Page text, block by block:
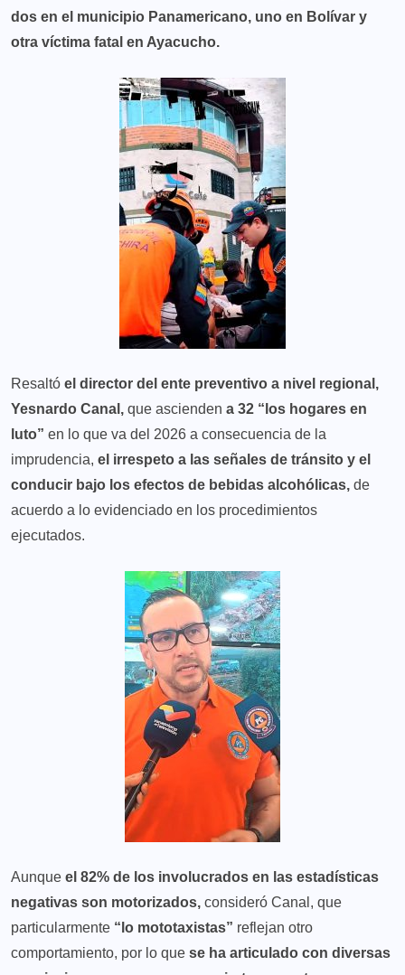
dos en el municipio Panamericano, uno en Bolívar y
otra víctima fatal en Ayacucho.
Resaltó el director del ente preventivo a nivel regional,
Yesnardo Canal, que ascienden a 32 “los hogares en
luto” en lo que va del 2026 a consecuencia de la
imprudencia, el irrespeto a las señales de tránsito y el
conducir bajo los efectos de bebidas alcohólicas, de
acuerdo a lo evidenciado en los procedimientos
ejecutados.
Aunque el 82% de los involucrados en las estadísticas
negativas son motorizados, consideró Canal, que
particularmente “lo mototaxistas” reflejan otro
comportamiento, por lo que se ha articulado con diversas